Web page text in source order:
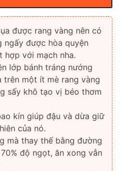
được rang vàng nên có
ngấy được hòa quyện
với mạch nha.
lớp bánh tráng nướng
trên một ít mè rang vàng
sấy khô tạo vị béo thơm
kín giúp đậu và dừa giữ
của nó.
mà thay thế bằng đường
độ ngọt, ăn xong vẫn